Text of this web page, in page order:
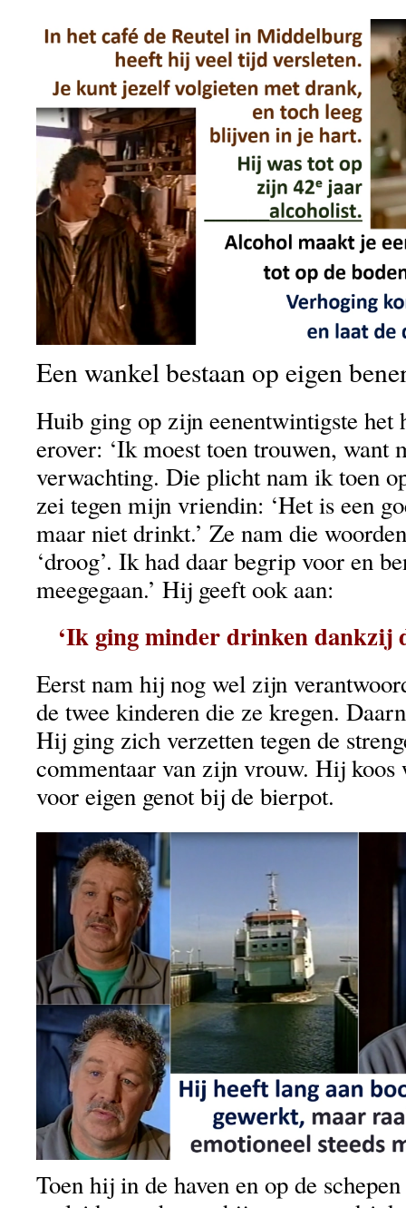
Een wankel bestaan op eigen
Huib ging op zijn eenentwintigste
erover: ‘Ik moest toen trouwen, want
verwachting. Die plicht nam ik toen
zei tegen mijn vriendin: ‘Het is een
maar niet drinkt.’ Ze nam die
‘droog’. Ik had daar begrip voor en
meegegaan.’ Hij geeft ook aan:
‘Ik ging minder drinken dankzij
Eerst nam hij nog wel zijn
de twee kinderen die ze kregen.
Hij ging zich verzetten tegen de
commentaar van zijn vrouw. Hij
voor eigen genot bij de bierpot.
Toen hij in de haven en op de